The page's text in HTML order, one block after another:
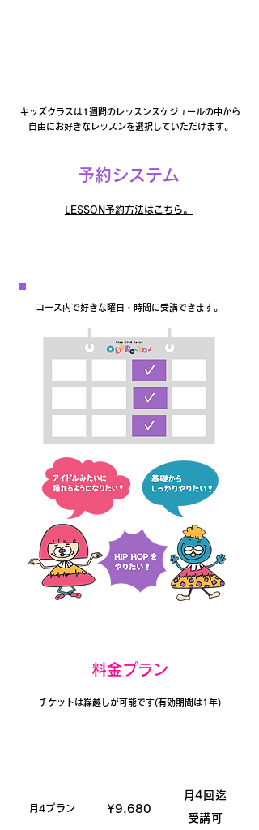
キッズクラスは1週間のレッスンスケジュールの中から
自由にお好きなレッスンを選択していただけます。
予約システム
LESSON予約方法はこちら。
コース内で好きな曜日・時間に受講できます。
料金プラン
チケットは繰越しが可能です(有効期間は1年)
月4プラン
月4回迄
受講可
​¥9,680